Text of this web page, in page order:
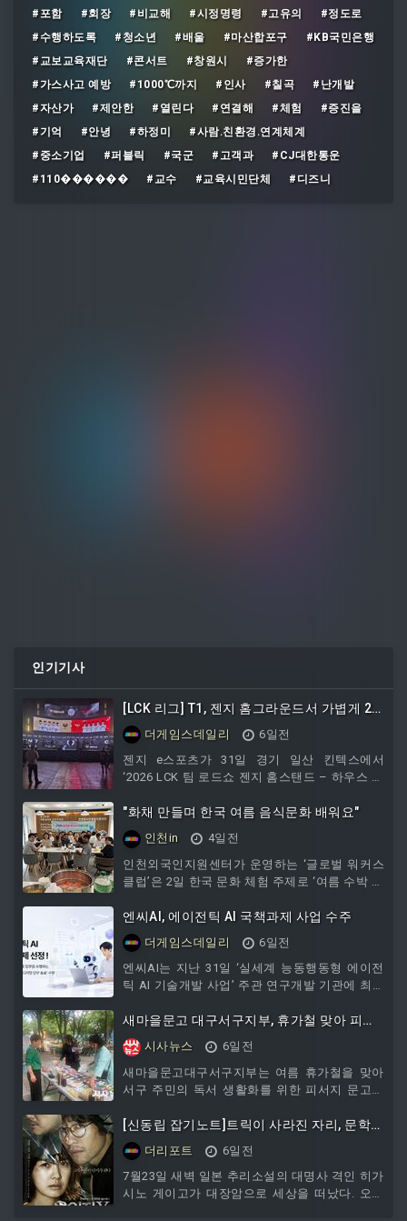
#포함
#회장 #비교해 #시정명령 #고유의
#정도로
#수행하도록
#청소년 #배울 #마산합포구
#KB국민은행
#교보교육재단
#콘서트 #창원시
#증가한
#가스사고 예방
#1000℃까지 #인사 #칠곡
#난개발
#자산가
#제안한 #열린다 #연결해 #체험
#증진을
#기억
#안녕 #하정미
#사람․친환경․연계체계
#중소기업
#퍼블릭 #국군 #고객과
#CJ대한통운
#110������
#교수 #교육시민단체 #디즈니
인기기사
[LCK 리그] T1, 젠지 홈그라운드서 가볍게 2
대 0 승리
더게임스데일리
6일전
젠지 e스포츠가 31일 경기 일산 킨텍스에서
‘2026 LCK 팀 로드쇼 젠지 홈스탠드 – 하우스 오
불
"화채 만들며 한국 여름 음식문화 배워요"
인천in
4일전
인천외국인지원센터가 운영하는 ‘글로벌 워커스
클럽’은 2일 한국 문화 체험 주제로 ‘여름 수박 화
외국인들은 직접 화채를 만들고 한국의 여름 먹
거리를 체험하는 시간을 가지며 회원 간 친목과
유대감을 다졌다.인천외국인지원센터는 주제별,
비자별, 국적별로 구성된 총 12개 팀의 글로벌 동
아리를 운영하고 있다. 외국인 주민들이 공통의
할 수 있도록 지원하고 있다.현재 네팔, 방글라데
시, 러시아, 필리핀 등 11개국 출신 외국인 주민
100여 명이
엔씨AI, 에이전틱 AI 국책과제 사업 수주
더게임스데일리
6일전
엔씨AI는 지난 31일 ‘실세계 능동행동형 에이전
틱 AI 기술개발 사업’ 주관 연구개발 기관에 최종
와
새마을문고 대구서구지부, 휴가철 맞아 피서
지 문고 본격 운영
시사뉴스
6일전
새마을문고대구서구지부는 여름 휴가철을 맞아
서구 주민의 독서 생활화를 위한 피서지 문고를
오는 8월까지 이현공원 물놀이장, 그린웨이 백합
원, 평리공원 일원 등에서 운영되고 있으며, 주민
누구나 교양·소설·아동도서 등 다양한 분야의 신
간 및 우수도서를 무료로 이용할 수
[신동립 잡기노트]트릭이 사라진 자리, 문학은
무엇으로 남는가
더리포트
6일전
7월23일 새벽 일본 추리소설의 대명사 격인 히가
시노 게이고가 대장암으로 세상을 떠났다. 오사